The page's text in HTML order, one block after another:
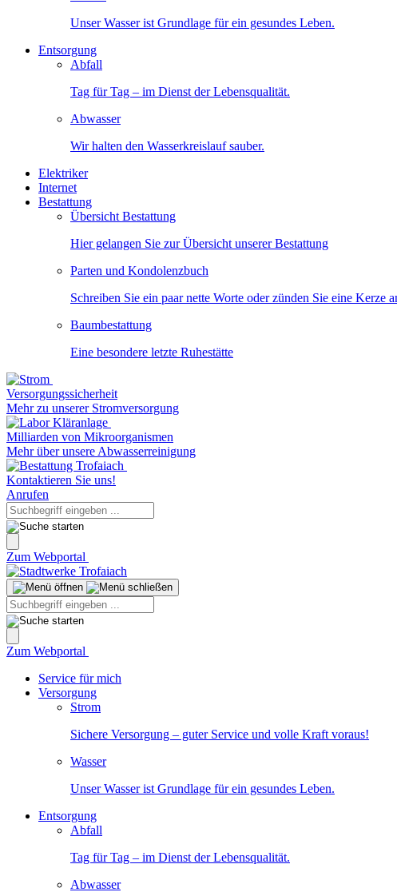
Unser Wasser ist Grundlage für ein gesundes Leben.
Entsorgung
Abfall
Tag für Tag – im Dienst der Lebensqualität.
Abwasser
Wir halten den Wasserkreislauf sauber.
Elektriker
Internet
Bestattung
Übersicht Bestattung
Hier gelangen Sie zur Übersicht unserer Bestattung
Parten und Kondolenzbuch
Schreiben Sie ein paar nette Worte oder zünden Sie eine Kerze
Baumbestattung
Eine besondere letzte Ruhestätte
Versorgungssicherheit
Mehr zu unserer Stromversorgung
Milliarden von Mikroorganismen
Mehr über unsere Abwasserreinigung
Kontaktieren Sie uns!
Anrufen
Zum Webportal
Zum Webportal
Service für mich
Versorgung
Strom
Sichere Versorgung – guter Service und volle Kraft voraus!
Wasser
Unser Wasser ist Grundlage für ein gesundes Leben.
Entsorgung
Abfall
Tag für Tag – im Dienst der Lebensqualität.
Abwasser